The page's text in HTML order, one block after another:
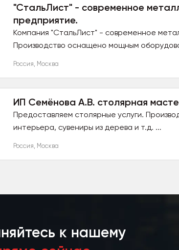
"СтальЛист" - современное
предприятие.
Компания "СтальЛист" - современное
Производство оснащено мощным
Россия, Москва
ИП Семёнова А.В. столярная
Предоставляем столярные услуги.
интерьера, сувениры из дерева и т.д. ...
Россия, Москва
к нашему